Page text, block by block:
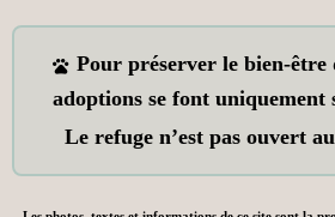
Pour préserver le bien-être
adoptions se font uniquement
Le refuge n’est pas ouvert